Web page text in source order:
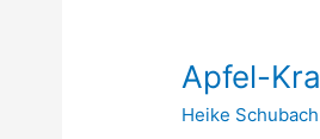
Apfel-
Heike Schubach
Apfel-
Kraftwerk
–